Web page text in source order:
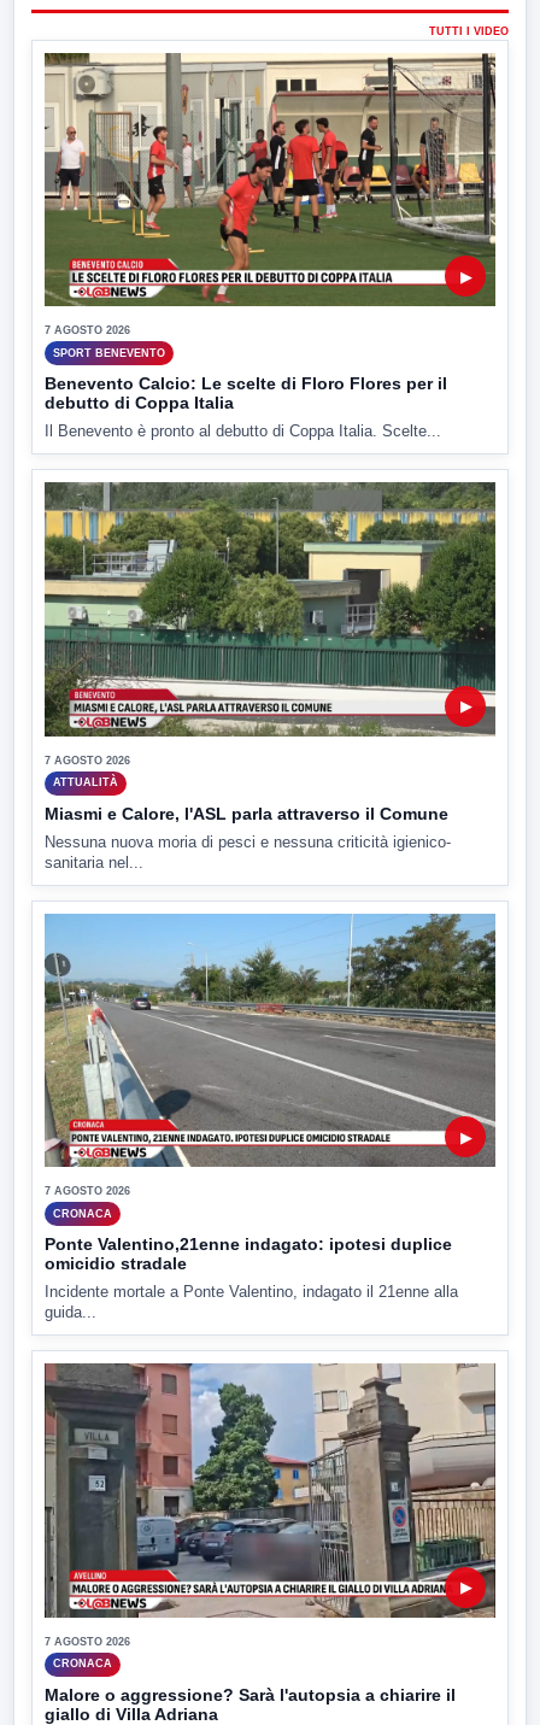
TUTTI I VIDEO
▶
7 AGOSTO 2026
SPORT BENEVENTO
Benevento Calcio: Le scelte di Floro Flores per il
debutto di Coppa Italia
Il Benevento è pronto al debutto di Coppa Italia. Scelte...
▶
7 AGOSTO 2026
ATTUALITÀ
Miasmi e Calore, l'ASL parla attraverso il Comune
Nessuna nuova moria di pesci e nessuna criticità igienico-
sanitaria nel...
▶
7 AGOSTO 2026
CRONACA
Ponte Valentino,21enne indagato: ipotesi duplice
omicidio stradale
Incidente mortale a Ponte Valentino, indagato il 21enne alla
guida...
▶
7 AGOSTO 2026
CRONACA
Malore o aggressione? Sarà l'autopsia a chiarire il
giallo di Villa Adriana